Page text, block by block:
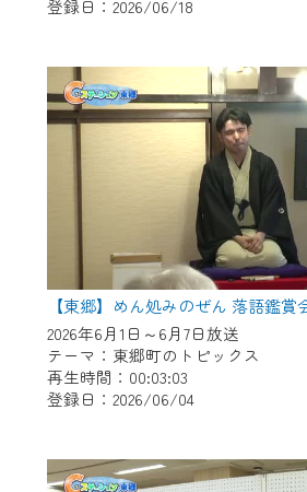
登録日：2026/06/18
【東郷】めん処みのぜん 落語鑑賞
2026年6月1日～6月7日放送
テーマ：東郷町のトピックス
再生時間：00:03:03
登録日：2026/06/04
作業の間は、CCNetWebTV
テナンス中」になり、ご利
ん。
ご不便をおかけいたします
よろしくお願いいたします。